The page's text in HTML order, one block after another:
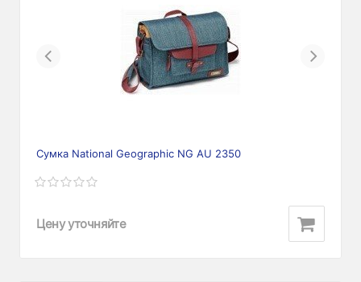
Previous Next
Сумка National Geographic NG AU 2350
Цену уточняйте